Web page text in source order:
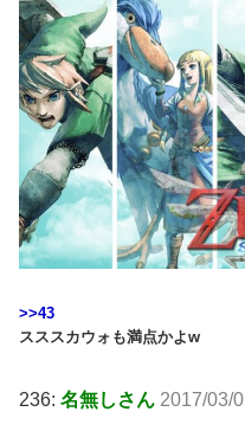
>>43
スススカウォも満点かよw
236: 名無しさん 2017/03/